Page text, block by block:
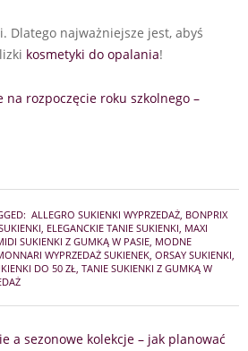
Dlatego najważniejsze jest, abyś
kosmetyki do opalania!
na rozpoczęcie roku szkolnego –
ALLEGRO SUKIENKI WYPRZEDAŻ BONPRIX
ELEGANCKIE TANIE SUKIENKI MAXI
SUKIENKI Z GUMKĄ W PASIE MODNE
WYPRZEDAŻ SUKIENEK ORSAY SUKIENKI
DO 50 ZŁ TANIE SUKIENKI Z GUMKĄ W
a sezonowe kolekcje – jak planować